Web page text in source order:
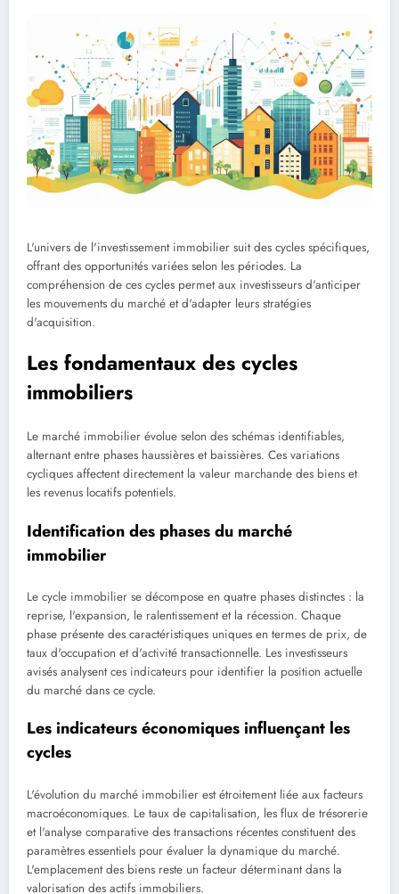
L'univers de l'investissement immobilier suit des cycles spécifiques,
offrant des opportunités variées selon les périodes. La
compréhension de ces cycles permet aux investisseurs d'anticiper
les mouvements du marché et d'adapter leurs stratégies
d'acquisition.
Les fondamentaux des cycles
immobiliers
Le marché immobilier évolue selon des schémas identifiables,
alternant entre phases haussières et baissières. Ces variations
cycliques affectent directement la valeur marchande des biens et
les revenus locatifs potentiels.
Identification des phases du marché
immobilier
Le cycle immobilier se décompose en quatre phases distinctes : la
reprise, l'expansion, le ralentissement et la récession. Chaque
phase présente des caractéristiques uniques en termes de prix, de
taux d'occupation et d'activité transactionnelle. Les investisseurs
avisés analysent ces indicateurs pour identifier la position actuelle
du marché dans ce cycle.
Les indicateurs économiques influençant les
cycles
L'évolution du marché immobilier est étroitement liée aux facteurs
macroéconomiques. Le taux de capitalisation, les flux de trésorerie
et l'analyse comparative des transactions récentes constituent des
paramètres essentiels pour évaluer la dynamique du marché.
L'emplacement des biens reste un facteur déterminant dans la
valorisation des actifs immobiliers.